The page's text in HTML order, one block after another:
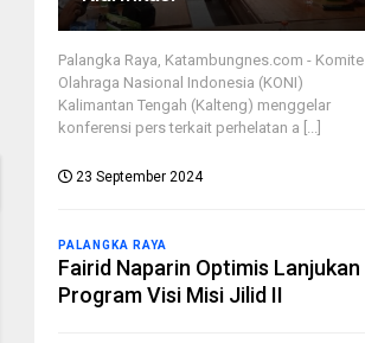
Palangka Raya, Katambungnes.com - Komite
Olahraga Nasional Indonesia (KONI)
Kalimantan Tengah (Kalteng) menggelar
konferensi pers terkait perhelatan a [...]
23 September 2024
PALANGKA RAYA
Fairid Naparin Optimis Lanjukan
Program Visi Misi Jilid II